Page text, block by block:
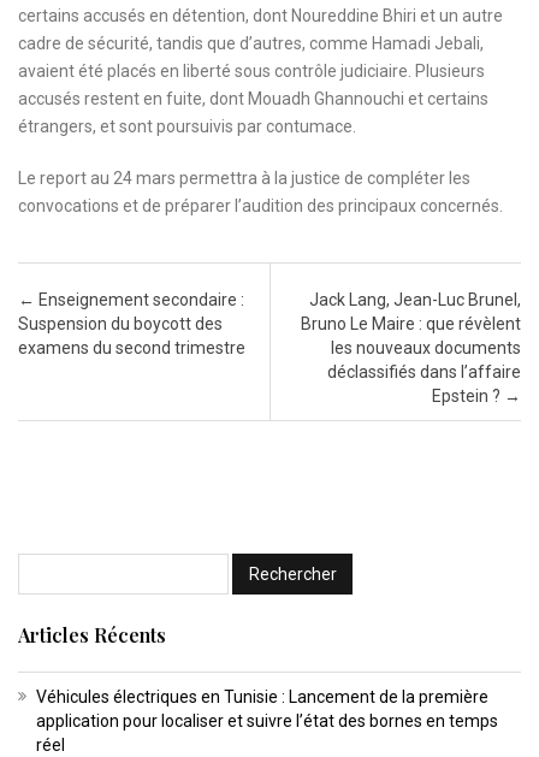
certains accusés en détention, dont Noureddine Bhiri et un autre
cadre de sécurité, tandis que d’autres, comme Hamadi Jebali,
avaient été placés en liberté sous contrôle judiciaire. Plusieurs
accusés restent en fuite, dont Mouadh Ghannouchi et certains
étrangers, et sont poursuivis par contumace.
Le report au 24 mars permettra à la justice de compléter les
convocations et de préparer l’audition des principaux concernés.
Post navigation
← Enseignement secondaire :
Suspension du boycott des
examens du second trimestre
Jack Lang, Jean-Luc Brunel,
Bruno Le Maire : que révèlent
les nouveaux documents
déclassifiés dans l’affaire
Epstein ? →
Articles Récents
Véhicules électriques en Tunisie : Lancement de la première
application pour localiser et suivre l’état des bornes en temps
réel